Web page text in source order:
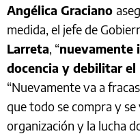
Angélica Graciano
medida, el jefe de
Larreta, “nuevamente
docencia y debilitar
“Nuevamente va a
que todo se compra y
organización y la lucha